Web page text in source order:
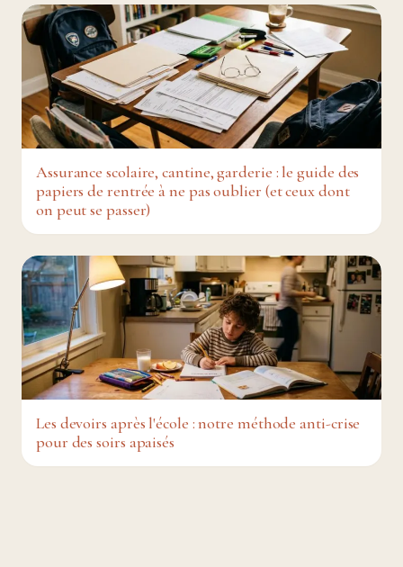
Assurance scolaire, cantine, garderie : le guide des
papiers de rentrée à ne pas oublier (et ceux dont
on peut se passer)
Les devoirs après l'école : notre méthode anti-crise
pour des soirs apaisés